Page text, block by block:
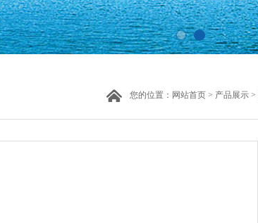
您的位置： 网站首页 > 产品展示 >